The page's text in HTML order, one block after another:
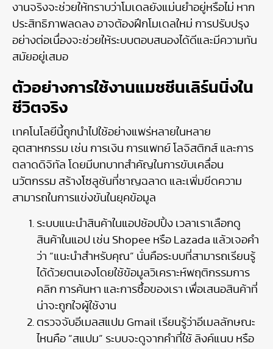
งานจริงจะช่วยให้ทราบว่าโมเดลยังแม่นยำอยู่หรือไม่ หาก
ประสิทธิภาพลดลง อาจต้องฝึกโมเดลใหม่ การปรับปรุง
อย่างต่อเนื่องจะช่วยให้ระบบตอบสนองได้ดีและมีความทัน
สมัยอยู่เสมอ
ตัวอย่างการใช้งานแมชชีนเลิร์นนิ่งใน
ชีวิตจริง
เทคโนโลยีนี้ถูกนำไปใช้อย่างแพร่หลายในหลาย
อุตสาหกรรม เช่น การเงิน การแพทย์ โลจิสติกส์ และการ
ตลาดดิจิทัล โดยมีบทบาทสำคัญในการขับเคลื่อน
นวัตกรรม สร้างโซลูชันที่ชาญฉลาด และเพิ่มขีดความ
สามารถในการแข่งขันในยุคข้อมูล
ระบบแนะนำสินค้าในแอปช้อปปิ้ง เวลาเราเลือกดู
สินค้าในแอป เช่น Shopee หรือ Lazada แล้วเจอคำ
ว่า “แนะนำสำหรับคุณ” นั่นคือระบบที่สามารถเรียนรู้
ได้ด้วยตนเองโดยใช้ข้อมูลวิเคราะห์พฤติกรรมการ
คลิก การค้นหา และการซื้อของเรา เพื่อเสนอสินค้าที่
น่าจะถูกใจผู้ใช้งาน
ตรวจจับอีเมลสแปม Gmail เรียนรู้ว่าอีเมลลักษณะ
ไหนคือ “สแปม” ระบบจะดูจากคำที่ใช้ ลิงค์แนบ หรือ